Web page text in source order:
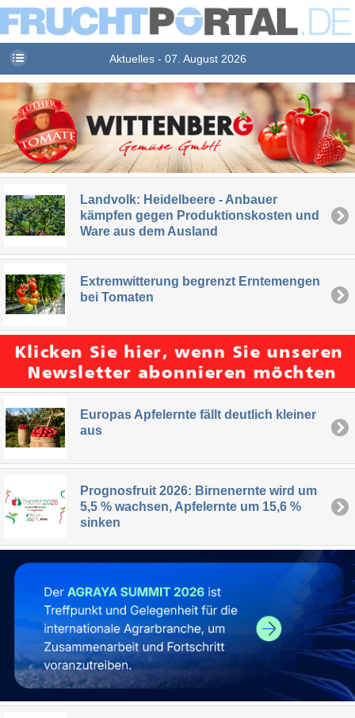
Aktuelles - 07. August 2026
Landvolk: Heidelbeere - Anbauer
kämpfen gegen Produktionskosten und
Ware aus dem Ausland
Extremwitterung begrenzt Erntemengen
bei Tomaten
Europas Apfelernte fällt deutlich kleiner
aus
Prognosfruit 2026: Birnenernte wird um
5,5 % wachsen, Apfelernte um 15,6 %
sinken